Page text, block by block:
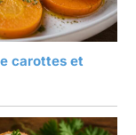
carottes et